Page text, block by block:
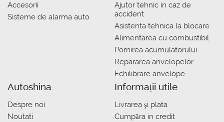
Accesorii
Sisteme de alarma auto
Ajutor tehnic in caz de
accident
Asistenta tehnica la blocare
Alimentarea cu combustibil
Pornirea acumulatorului
Repararea anvelopelor
Echilibrare anvelope
Autoshina
Despre noi
Noutati
Informații utile
Livrarea şi plata
Сumpăra in credit